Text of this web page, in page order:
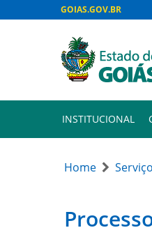
GOIAS.GOV.BR
INSTITUCIONAL
Home